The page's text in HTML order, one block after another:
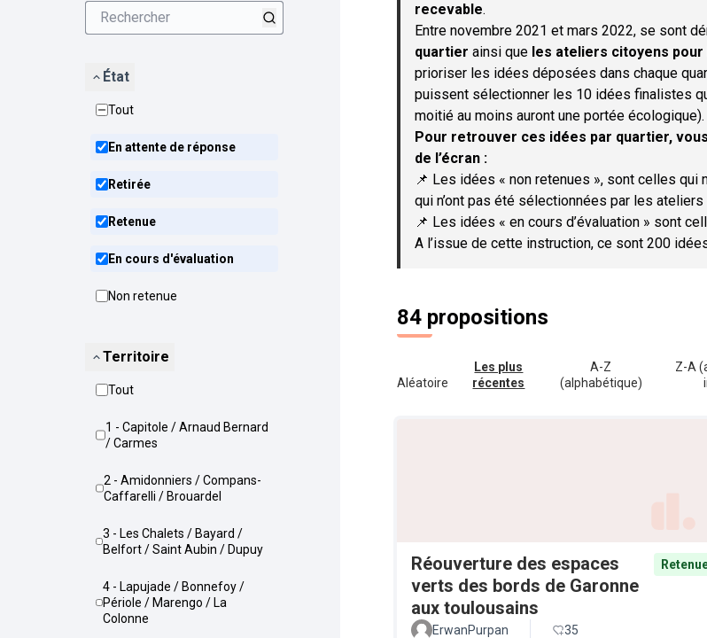
État
Tout
En attente de réponse
Retirée
Retenue
En cours d'évaluation
Non retenue
Territoire
Tout
1 - Capitole / Arnaud Bernard
/ Carmes
2 - Amidonniers / Compans-
Caffarelli / Brouardel
3 - Les Chalets / Bayard /
Belfort / Saint Aubin / Dupuy
4 - Lapujade / Bonnefoy /
Périole / Marengo / La
Colonne
recevable.
Entre novembre 2021 et mars 2022, se sont
quartier ainsi que les ateliers citoyens
prioriser les idées déposées dans chaque
puissent sélectionner les 10 idées finalistes
moitié au moins auront une portée écologique).
Pour retrouver ces idées par quartier,
de l’écran :
📌 Les idées « non retenues », sont celles
qui n’ont pas été sélectionnées par les
📌 Les idées « en cours d’évaluation » sont
A l’issue de cette instruction, ce sont 200
84 propositions
Aléatoire
Les plus
récentes
A-Z
(alphabétique)
Z-A
Réouverture des espaces
verts des bords de Garonne
aux toulousains
ErwanPurpan 35